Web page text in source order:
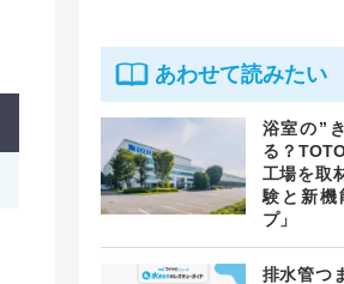
あわせて読みたい
浴室の”
る？
工場を取
験と新機
プ」
排水管つ